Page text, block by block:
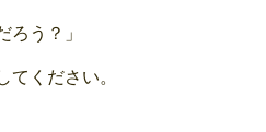
ろう？」
ください。